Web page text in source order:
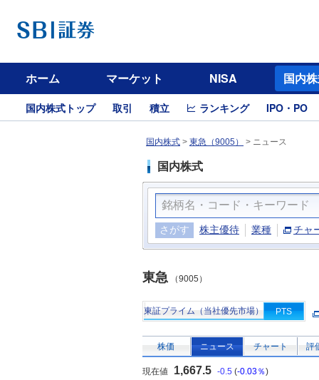
ホーム マーケット NISA 国内
国内株式トップ 取引 積立 ランキング IPO・PO
国内株式 > 東急（9005） > ニュース
国内株式
さがす 株主優待 業種 チャ
東急 （9005）
東証プライム（当社優先市場） PTS
株価 ニュース チャート 評
現在値 1,667.5 -0.5 (-0.03％)